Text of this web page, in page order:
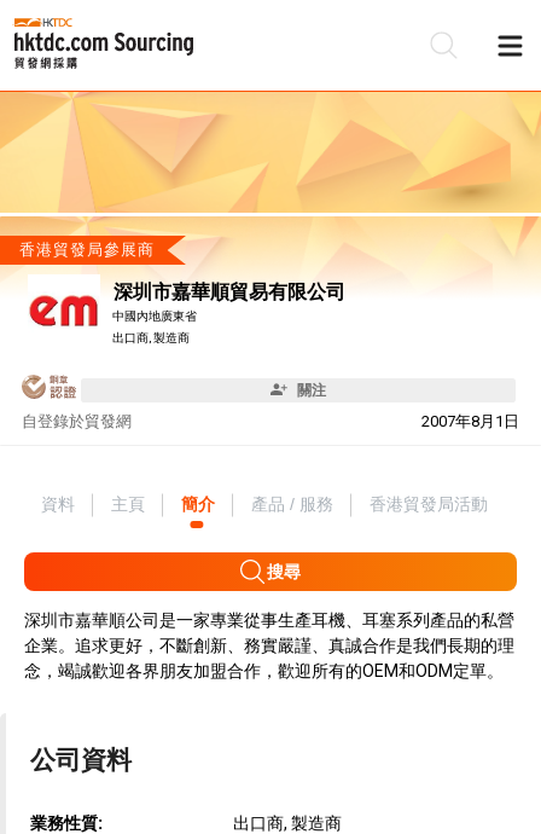
香港貿發局參展商
深圳市嘉華順貿易有限公司
中國內地廣東省
出口商, 製造商
關注
自 2007年8月1日
登錄於貿發網
資料 主頁 簡介 產品 / 服務 香港貿發局活動
搜尋
深圳市嘉華順公司是一家專業從事生產耳機、耳塞系列產品的私營
企業。追求更好，不斷創新、務實嚴謹、真誠合作是我們長期的理
念，竭誠歡迎各界朋友加盟合作，歡迎所有的OEM和ODM定單。
公司資料
業務性質: 出口商, 製造商